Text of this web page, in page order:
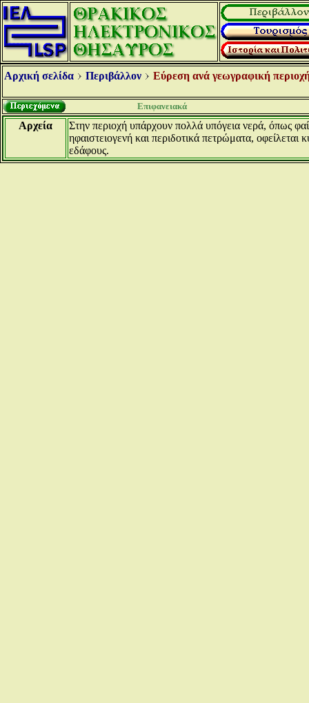
Αρχική σελίδα Περιβάλλον Εύρεση ανά γεωγραφική
Επιφανειακά
Αρχεία
Στην περιοχή υπάρχουν πολλά υπόγεια νερά, όπως
ηφαιστειογενή και περιδοτικά πετρώματα,
εδάφους.